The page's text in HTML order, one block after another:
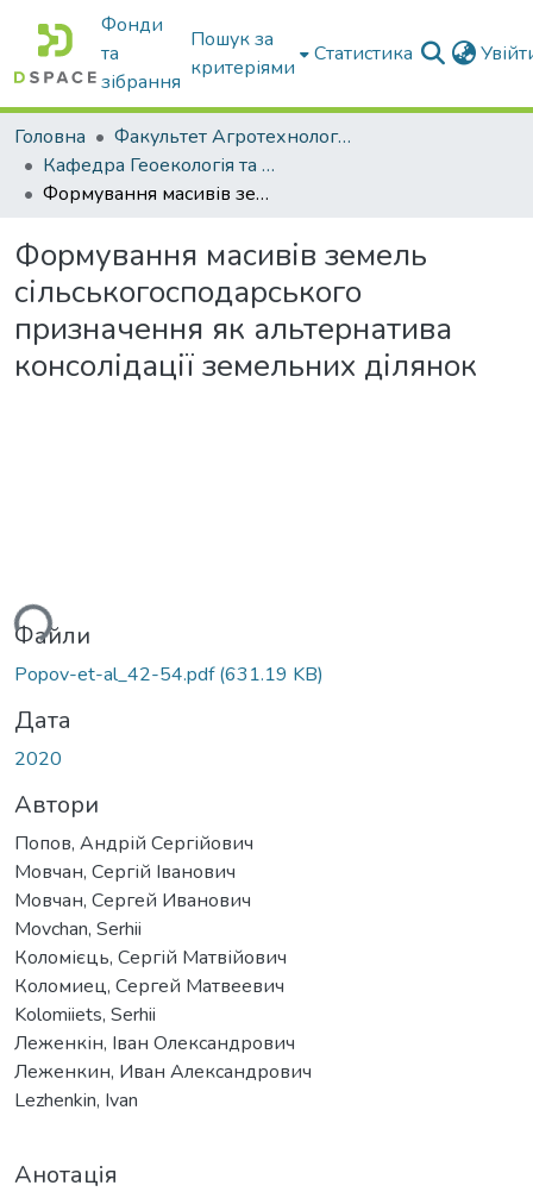
Фонди
та
зібрання
Пошук за
критеріями
Статистика
Головна
Факультет Агротехнологій та екології
Кафедра Геоекологія та землеустрій
Формування масивів земель сільськогосподарського призначення як альтернатива консолідації земельних ділянок
Формування масивів земель
сільськогосподарського
призначення як альтернатива
консолідації земельних ділянок
Файли
Popov-et-al_42-54.pdf(631.19 KB)
Дата
2020
Автори
Попов, Андрій Сергійович
Мовчан, Сергій Іванович
Мовчан, Сергей Иванович
Movchan, Serhii
Коломієць, Сергій Матвійович
Коломиец, Сергей Матвеевич
Kolomiiets, Serhii
Леженкін, Іван Олександрович
Леженкин, Иван Александрович
Lezhenkin, Ivan
Анотація